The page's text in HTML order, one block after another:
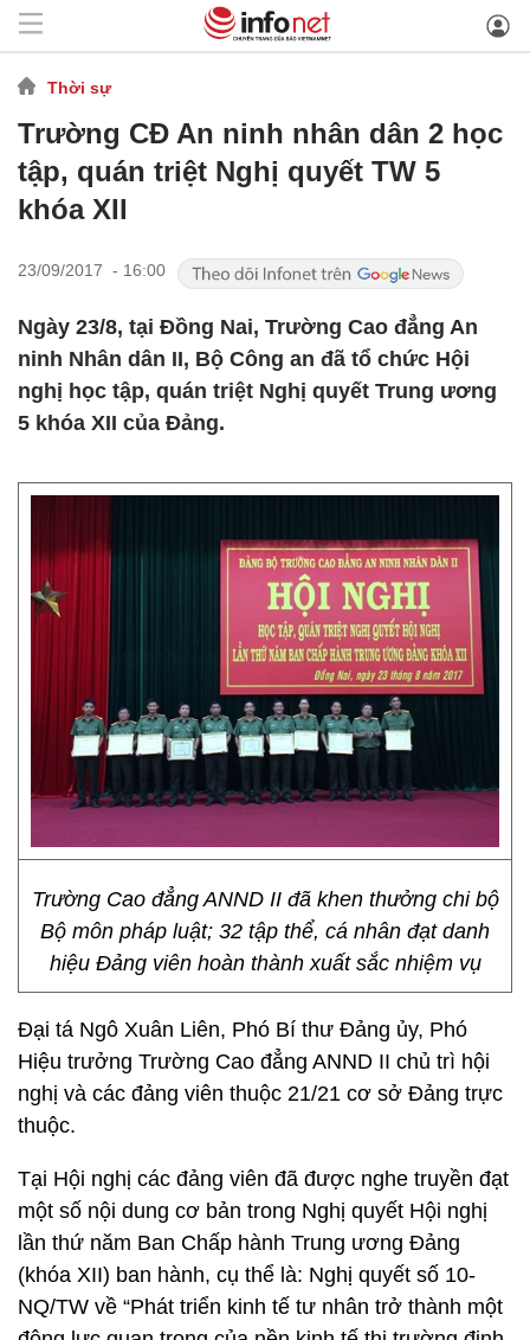
Thời sự
Trường CĐ An ninh nhân dân 2 học
tập, quán triệt Nghị quyết TW 5
khóa XII
23/09/2017 - 16:00
Ngày 23/8, tại Đồng Nai, Trường Cao đẳng An
ninh Nhân dân II, Bộ Công an đã tổ chức Hội
nghị học tập, quán triệt Nghị quyết Trung ương
5 khóa XII của Đảng.
Trường Cao đẳng ANND II đã khen thưởng chi bộ
Bộ môn pháp luật; 32 tập thể, cá nhân đạt danh
hiệu Đảng viên hoàn thành xuất sắc nhiệm vụ
Đại tá Ngô Xuân Liên, Phó Bí thư Đảng ủy, Phó
Hiệu trưởng Trường Cao đẳng ANND II chủ trì hội
nghị và các đảng viên thuộc 21/21 cơ sở Đảng trực
thuộc.
Tại Hội nghị các đảng viên đã được nghe truyền đạt
một số nội dung cơ bản trong Nghị quyết Hội nghị
lần thứ năm Ban Chấp hành Trung ương Đảng
(khóa XII) ban hành, cụ thể là: Nghị quyết số 10-
NQ/TW về “Phát triển kinh tế tư nhân trở thành một